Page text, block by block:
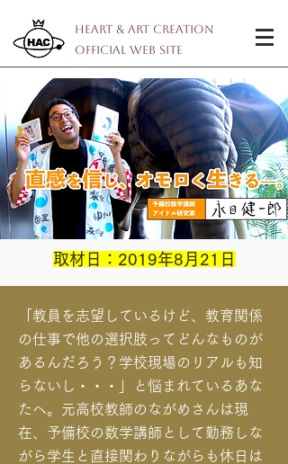
Heart & Art Creation
Official Web Site
取材日：2019年8月21日
「教員を志望しているけど、教育関係
の仕事で他の選択肢ってどんなものが
あるんだろう？学校現場のリアルも知
らないし・・・」と悩まれているあな
たへ。元高校教師のながめさんは現
在、予備校の数学講師として勤務しな
がら学生と直接関わりながらも休日は